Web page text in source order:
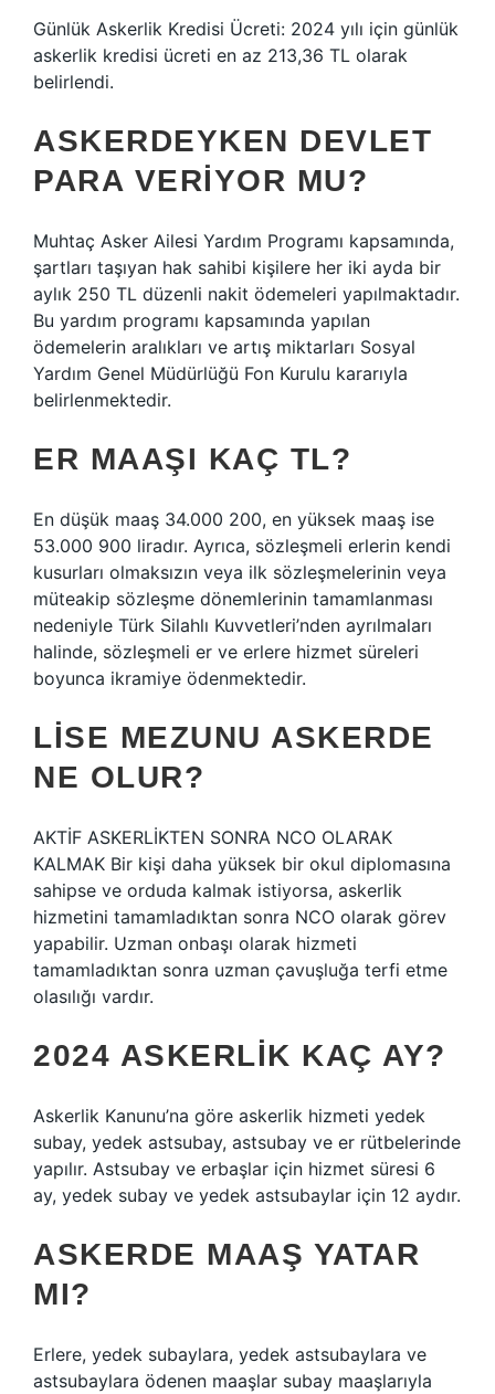
Günlük Askerlik Kredisi Ücreti: 2024 yılı için günlük
askerlik kredisi ücreti en az 213,36 TL olarak
belirlendi.
ASKERDEYKEN DEVLET
PARA VERIYOR MU?
Muhtaç Asker Ailesi Yardım Programı kapsamında,
şartları taşıyan hak sahibi kişilere her iki ayda bir
aylık 250 TL düzenli nakit ödemeleri yapılmaktadır.
Bu yardım programı kapsamında yapılan
ödemelerin aralıkları ve artış miktarları Sosyal
Yardım Genel Müdürlüğü Fon Kurulu kararıyla
belirlenmektedir.
ER MAAŞI KAÇ TL?
En düşük maaş 34.000 200, en yüksek maaş ise
53.000 900 liradır. Ayrıca, sözleşmeli erlerin kendi
kusurları olmaksızın veya ilk sözleşmelerinin veya
müteakip sözleşme dönemlerinin tamamlanması
nedeniyle Türk Silahlı Kuvvetleri’nden ayrılmaları
halinde, sözleşmeli er ve erlere hizmet süreleri
boyunca ikramiye ödenmektedir.
LISE MEZUNU ASKERDE
NE OLUR?
AKTİF ASKERLİKTEN SONRA NCO OLARAK
KALMAK Bir kişi daha yüksek bir okul diplomasına
sahipse ve orduda kalmak istiyorsa, askerlik
hizmetini tamamladıktan sonra NCO olarak görev
yapabilir. Uzman onbaşı olarak hizmeti
tamamladıktan sonra uzman çavuşluğa terfi etme
olasılığı vardır.
2024 ASKERLIK KAÇ AY?
Askerlik Kanunu’na göre askerlik hizmeti yedek
subay, yedek astsubay, astsubay ve er rütbelerinde
yapılır. Astsubay ve erbaşlar için hizmet süresi 6
ay, yedek subay ve yedek astsubaylar için 12 aydır.
ASKERDE MAAŞ YATAR
MI?
Erlere, yedek subaylara, yedek astsubaylara ve
astsubaylara ödenen maaşlar subay maaşlarıyla